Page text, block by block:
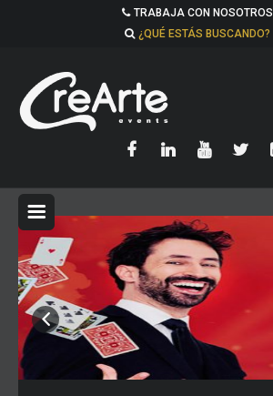
TRABAJA CON NOSOTROS
¿QUÉ ESTÁS BUSCANDO?